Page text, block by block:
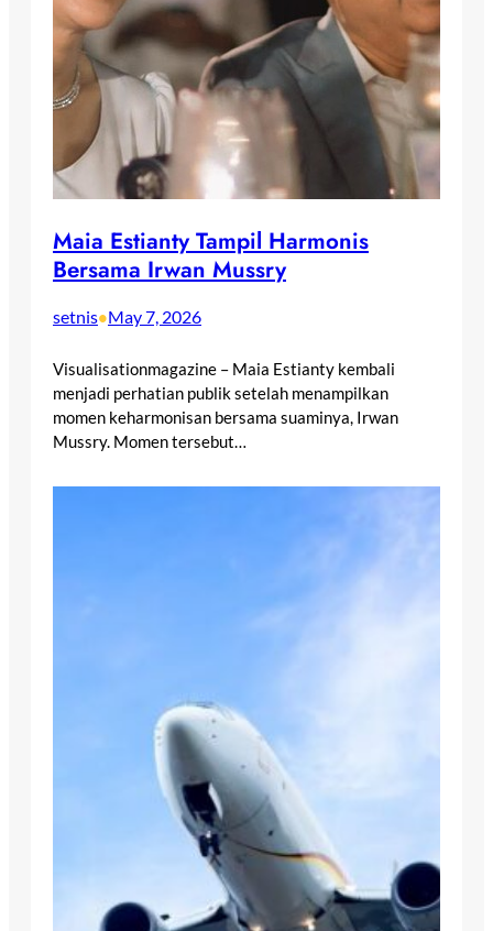
Maia Estianty Tampil Harmonis
Bersama Irwan Mussry
setnis•May 7, 2026
Visualisationmagazine – Maia Estianty kembali
menjadi perhatian publik setelah menampilkan
momen keharmonisan bersama suaminya, Irwan
Mussry. Momen tersebut…